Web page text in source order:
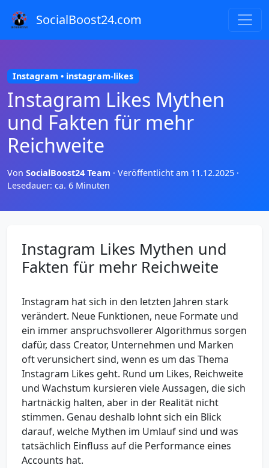
SocialBoost24.com
Instagram • instagram-likes
Instagram Likes Mythen
und Fakten für mehr
Reichweite
Von SocialBoost24 Team · Veröffentlicht am 11.12.2025 ·
Lesedauer: ca. 6 Minuten
Instagram Likes Mythen und
Fakten für mehr Reichweite
Instagram hat sich in den letzten Jahren stark
verändert. Neue Funktionen, neue Formate und
ein immer anspruchsvollerer Algorithmus sorgen
dafür, dass Creator, Unternehmen und Marken
oft verunsichert sind, wenn es um das Thema
Instagram Likes geht. Rund um Likes, Reichweite
und Wachstum kursieren viele Aussagen, die sich
hartnäckig halten, aber in der Realität nicht
stimmen. Genau deshalb lohnt sich ein Blick
darauf, welche Mythen im Umlauf sind und was
tatsächlich Einfluss auf die Performance eines
Accounts hat.